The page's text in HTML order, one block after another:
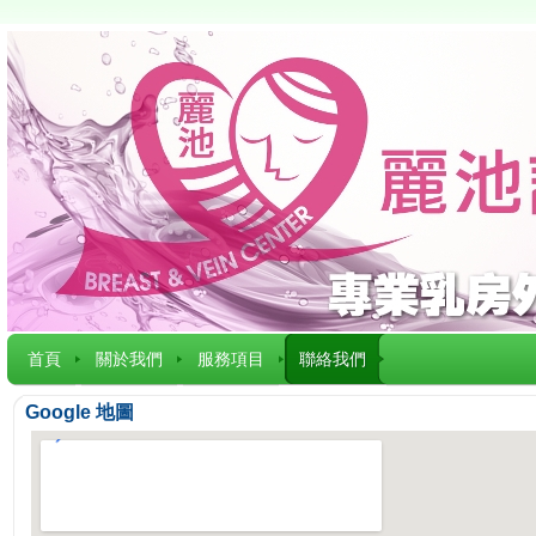
首頁 關於我們 服務項目 聯絡我們
Google 地圖